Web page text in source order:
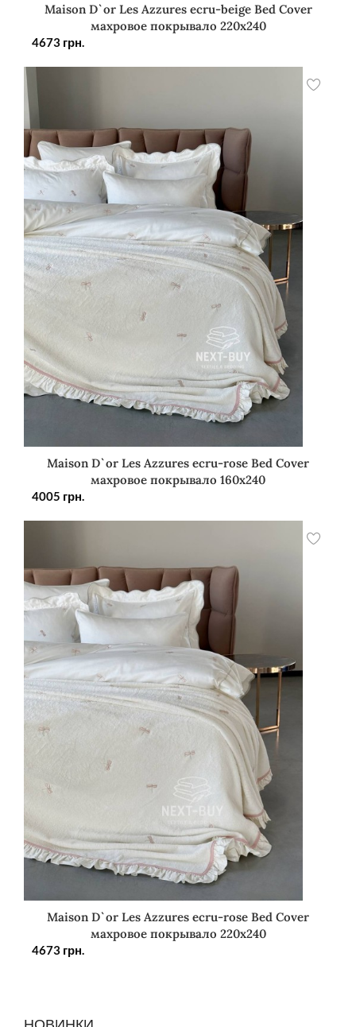
Maison D`or Les Azzures ecru-beige Bed Cover
махровое покрывало 220х240
4673 грн.
Maison D`or Les Azzures ecru-rose Bed Cover
махровое покрывало 160х240
4005 грн.
Maison D`or Les Azzures ecru-rose Bed Cover
махровое покрывало 220х240
4673 грн.
НОВИНКИ